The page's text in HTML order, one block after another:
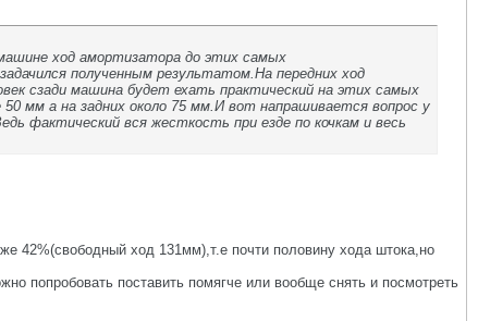
ход амортизатора до этих самых
полученным результатом.На передних ход
сзади машина будет ехать практический на этих самых
мм а на задних около 75 мм.И вот напрашивается вопрос у
фактический вся жесткость при езде по кочкам и весь
42%(свободный ход 131мм),т.е почти половину хода штока,но
попробовать поставить помягче или вообще снять и посмотреть